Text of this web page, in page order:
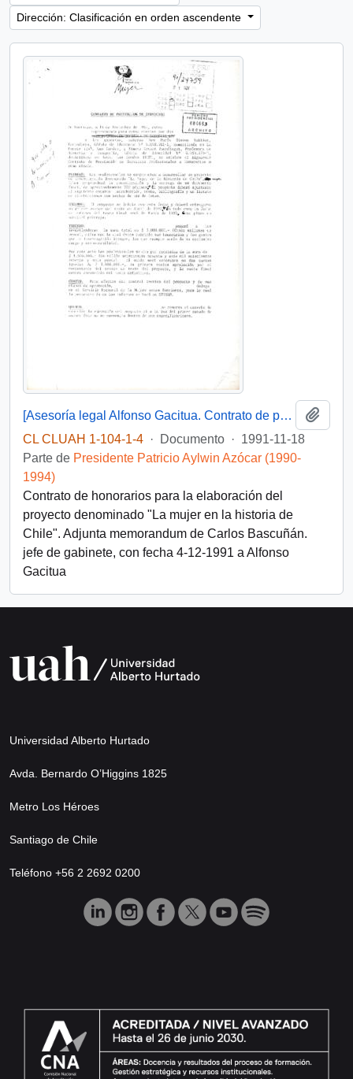
Dirección: Clasificación en orden ascendente
[Asesoría legal Alfonso Gacitua. Contrato de prestación de servicios]
CL CLUAH 1-104-1-4 · Documento · 1991-11-18
Parte de Presidente Patricio Aylwin Azócar (1990-
1994)
Contrato de honorarios para la elaboración del
proyecto denominado "La mujer en la historia de
Chile". Adjunta memorandum de Carlos Bascuñán.
jefe de gabinete, con fecha 4-12-1991 a Alfonso
Gacitua
Universidad Alberto Hurtado
Avda. Bernardo O’Higgins 1825
Metro Los Héroes
Santiago de Chile
Teléfono +56 2 2692 0200